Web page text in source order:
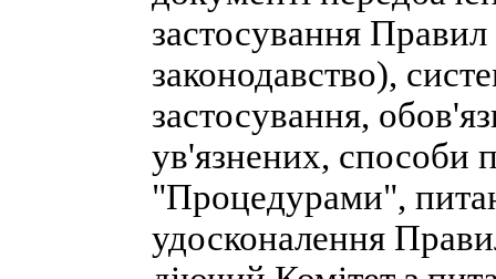
застосування
законодавство),
застосування,
ув'язнених, способи
"Процедурами",
удосконалення